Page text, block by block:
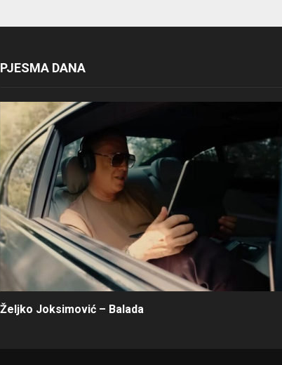
PJESMA DANA
Željko Joksimović – Balada